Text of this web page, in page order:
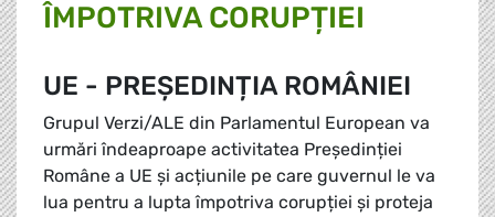
ÎMPOTRIVA CORUPȚIEI
UE - PREȘEDINȚIA ROMÂNIEI
Grupul Verzi/ALE din Parlamentul European va
urmări îndeaproape activitatea Președinției
Române a UE și acțiunile pe care guvernul le va
lua pentru a lupta împotriva corupției și proteja